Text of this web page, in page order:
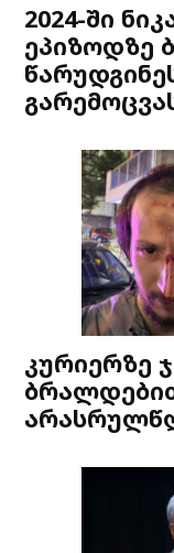
2024-ში
ეპიზოდზე
კურიერზე